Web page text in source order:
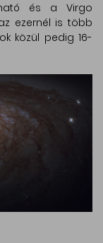
és a Virgo
ezernél is több
közül pedig 16-